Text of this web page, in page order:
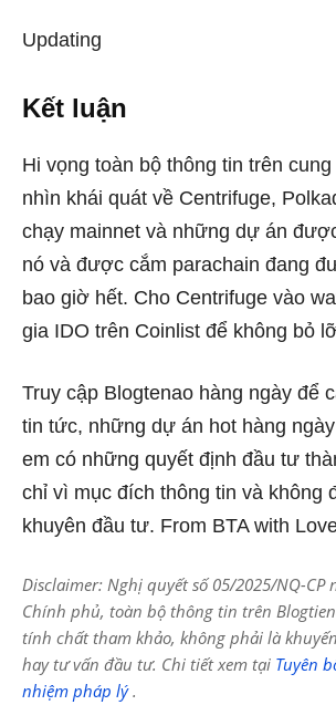
Updating
Kết luận
Hi vọng toàn bộ thông tin trên
nhìn khái quát về Centrifuge,
chạy mainnet và những dự án
nó và được cắm parachain đang
bao giờ hết. Cho Centrifuge vào
gia IDO trên Coinlist để không bỏ
Truy cập Blogtenao hàng ngày để
tin tức, những dự án hot hàng
em có những quyết định đầu tư
chỉ vì mục đích thông tin và không
khuyên đầu tư. From BTA with
Disclaimer: Nghị quyết số 05/2025/NQ-CP
Chính phủ, toàn bộ thông tin trên
tính chất tham khảo, không phải là
hay tư vấn đầu tư. Chi tiết xem tại Tuyên
nhiệm pháp lý.